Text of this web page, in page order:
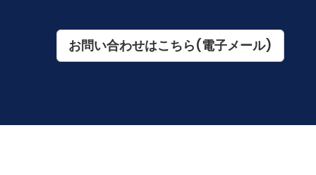
お問い合わせはこちら(電子メール)